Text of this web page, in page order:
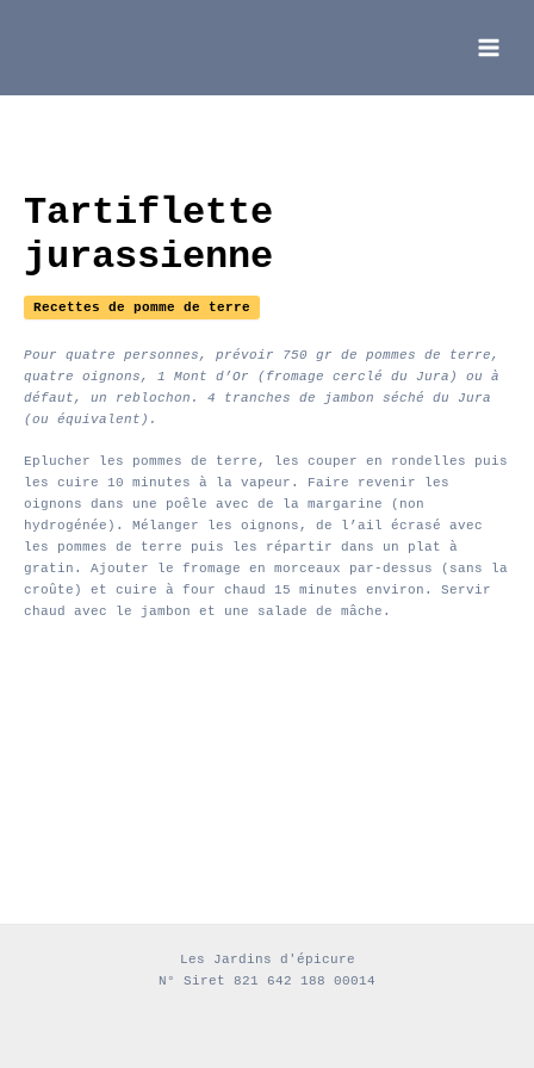
Main
Menu
Tartiflette
jurassienne
Recettes de pomme de terre
Pour quatre personnes, prévoir 750 gr de pommes de terre,
quatre oignons, 1 Mont d’Or (fromage cerclé du Jura) ou à
défaut, un reblochon. 4 tranches de jambon séché du Jura
(ou équivalent).
Eplucher les pommes de terre, les couper en rondelles puis
les cuire 10 minutes à la vapeur. Faire revenir les
oignons dans une poêle avec de la margarine (non
hydrogénée). Mélanger les oignons, de l’ail écrasé avec
les pommes de terre puis les répartir dans un plat à
gratin. Ajouter le fromage en morceaux par-dessus (sans la
croûte) et cuire à four chaud 15 minutes environ. Servir
chaud avec le jambon et une salade de mâche.
Les Jardins d'épicure
N° Siret 821 642 188 00014